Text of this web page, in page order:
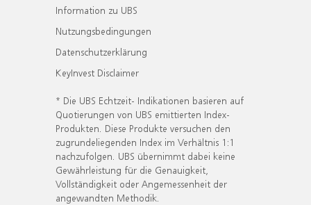
Information zu UBS
Nutzungsbedingungen
Datenschutzerklärung
KeyInvest Disclaimer
* Die UBS Echtzeit- Indikationen basieren auf
Quotierungen von UBS emittierten Index-
Produkten. Diese Produkte versuchen den
zugrundeliegenden Index im Verhältnis 1:1
nachzufolgen. UBS übernimmt dabei keine
Gewährleistung für die Genauigkeit,
Vollständigkeit oder Angemessenheit der
angewandten Methodik.